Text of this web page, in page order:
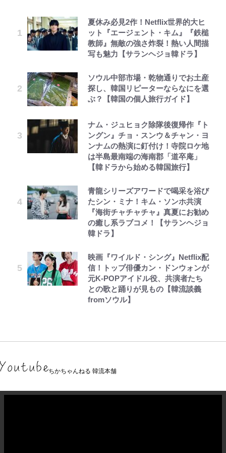
夏休み必見2作！Netflix世界的大ヒ
ット『エージェント・キム』『鉄槌
教師』無敵の強さ炸裂！熱い人間描
写も魅力【サランヘジョ韓ドラ】
ソウル中部市場・乾物通りでお土産
探し、韓国リピーターならなにを選
ぶ？【韓国の個人旅行ガイド】
ナム・ジュヒョク除隊後復帰作『ト
ングン』チョ・スンウ＆チャン・ヨ
ンナムの熱演に釘付け！寺院ロケ地
は半島最南端の海南郡「道卒庵」
【韓ドラから始める韓国旅行】
青龍シリーズアワードで喝采を浴び
たシン・ミナ！キム・ソンホ共演
『海街チャチャチャ』真夏にお勧め
の癒し系ラブコメ！【サランヘジョ
韓ドラ】
映画『ワイルド・シング』Netflix配
信！トップ俳優カン・ドンウォンが
元K-POPアイドル役、共演者たち
との歌と踊りが見もの【韓流談義
fromソウル】
ちかちゃんねる 韓流本舗